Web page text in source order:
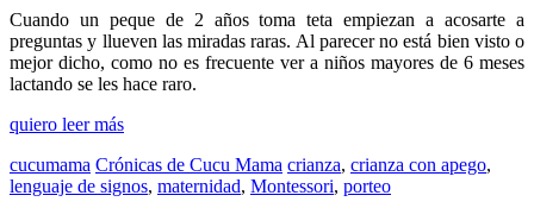
Cuando un peque de 2 años toma teta empiezan a acosarte a
preguntas y llueven las miradas raras. Al parecer no está bien visto o
mejor dicho, como no es frecuente ver a niños mayores de 6 meses
lactando se les hace raro.
quiero leer más
cucumama Crónicas de Cucu Mama crianza, crianza con apego,
lenguaje de signos, maternidad, Montessori, porteo